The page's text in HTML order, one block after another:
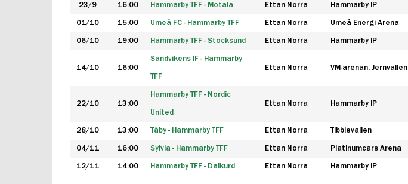
23/9 16:00 Hammarby TFF - Motala Ettan Norra Hammarby IP
01/10 15:00 Umeå FC - Hammarby TFF Ettan Norra Umeå Energi Arena
06/10 19:00 Hammarby TFF - Stocksund Ettan Norra Hammarby IP
14/10 16:00
Sandvikens IF - Hammarby
TFF
Ettan Norra VM-arenan, Jernvallen
22/10 13:00
Hammarby TFF - Nordic
United
Ettan Norra Hammarby IP
28/10 13:00 Täby - Hammarby TFF Ettan Norra Tibblevallen
04/11 16:00 Sylvia - Hammarby TFF Ettan Norra Platinumcars Arena
12/11 14:00 Hammarby TFF - Dalkurd Ettan Norra Hammarby IP